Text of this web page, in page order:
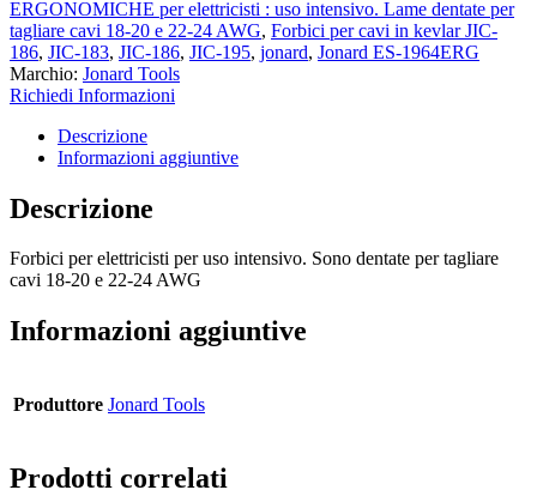
ERGONOMICHE per elettricisti : uso intensivo. Lame dentate per
tagliare cavi 18-20 e 22-24 AWG, Forbici per cavi in kevlar JIC-
186, JIC-183, JIC-186, JIC-195, jonard, Jonard ES-1964ERG
Marchio: Jonard Tools
Richiedi Informazioni
Descrizione
Informazioni aggiuntive
Descrizione
Forbici per elettricisti per uso intensivo. Sono dentate per tagliare
cavi 18-20 e 22-24 AWG
Informazioni aggiuntive
Produttore Jonard Tools
Prodotti correlati